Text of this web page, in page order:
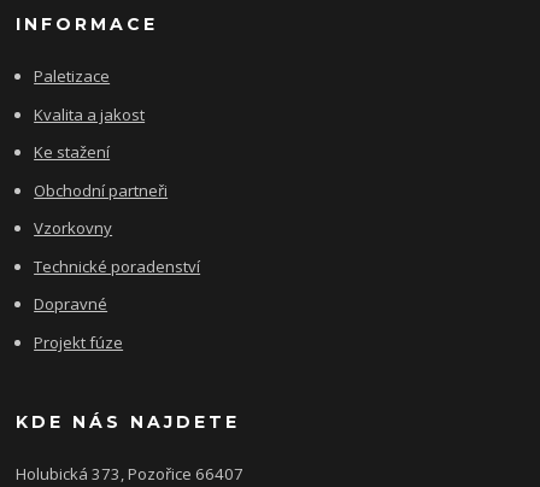
INFORMACE
Paletizace
Kvalita a jakost
Ke stažení
Obchodní partneři
Vzorkovny
Technické poradenství
Dopravné
Projekt fúze
KDE NÁS NAJDETE
Holubická 373, Pozořice 66407